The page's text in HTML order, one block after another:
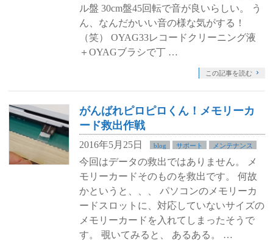
ル盤 30cm盤45回転で音が良いらしい。 う
ん、なんだかいい音の様な気がする！
（笑） OYAG33レコードクリーニング液
＋OYAGブラシで丁 …
この記事を読む
がんばれピロピロくん！メモリーカ
ード救出作戦
2016年5月25日 blog サポート メンテナンス
今回はデータの救出ではありません。 メ
モリーカードそのものを救出です。 何故
かというと、、、 パソコンのメモリーカ
ードスロットに、対応していないサイズの
メモリーカードを入れてしまったそうで
す。 覗いてみると、 あるある。 …